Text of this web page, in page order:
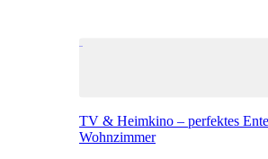
TV & Heimkino – perfektes
Wohnzimmer